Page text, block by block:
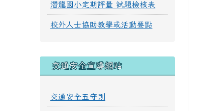
潛龍國小定期評量 試題檢核表
校外人士協助教學或活動要點
交通安全宣導網站
交通安全五守則